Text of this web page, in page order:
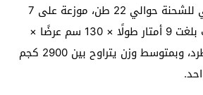
وقد بلغ الوزن الإجمالي للشحنة حوالي 22 طن، موزعة على 7
طرود ضخمة، بمقاسات بلغت 9 أمتار طولًا × 130 سم عرضًا ×
125 سم ارتفاعًا لكل طرد، وبمتوسط وزن يتراوح بين 2900 كجم